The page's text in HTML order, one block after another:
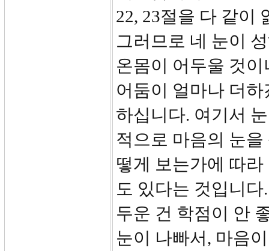
22, 23절을 다 같이
그러므로 네 눈이
온몸이 어두울 것
어둠이 얼마나 더
하십니다. 여기서
적으로 마음의 눈
떻게 보는가에 따
도 있다는 것입니
두운 건 학점이 안
눈이 나빠서, 마음